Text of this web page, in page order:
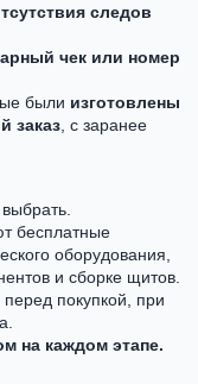
следов
чек или номер
были изготовлены
заказ , с заранее
бесплатные
оборудования,
и сборке щитов.
покупкой, при
на каждом этапе.